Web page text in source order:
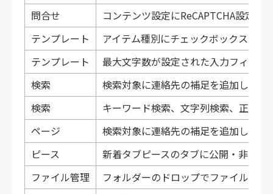
問合せ
コンテンツ設定にReCAPTCHA設定を
テンプレート
アイテム種別にチェックボックスを追
テンプレート
最大文字数が設定された入力フィー
検索
検索対象に連絡先の補足を追加しまし
検索
キーワード検索、文字列検索、正規
ページ
検索対象に連絡先の補足を追加しまし
ピース
新着タブピースのタブに公開・非公
ファイル管理
フォルダーのドロップでファイルを